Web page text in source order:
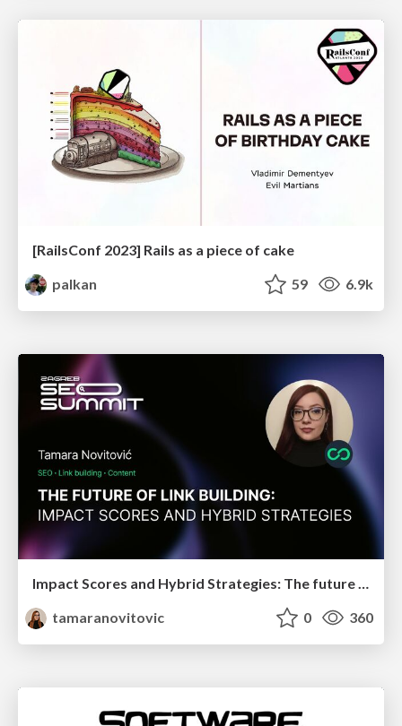
[RailsConf 2023] Rails as a piece of cake
palkan
59 6.9k
Impact Scores and Hybrid Strategies: The future of link building
tamaranovitovic
0 360